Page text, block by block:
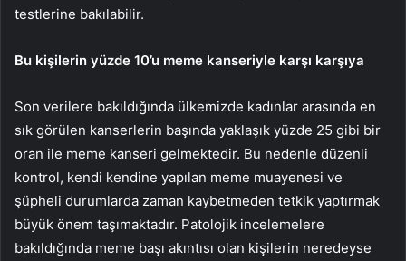
testlerine bakılabilir.
Bu kişilerin yüzde 10’u meme kanseriyle karşı karşıya
Son verilere bakıldığında ülkemizde kadınlar arasında en
sık görülen kanserlerin başında yaklaşık yüzde 25 gibi bir
oran ile meme kanseri gelmektedir. Bu nedenle düzenli
kontrol, kendi kendine yapılan meme muayenesi ve
şüpheli durumlarda zaman kaybetmeden tetkik yaptırmak
büyük önem taşımaktadır. Patolojik incelemelere
bakıldığında meme başı akıntısı olan kişilerin neredeyse